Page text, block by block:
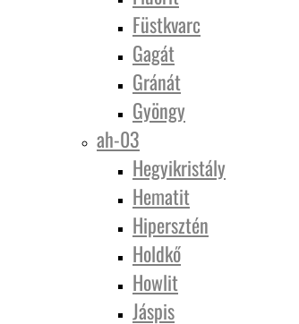
Füstkvarc
Gagát
Gránát
Gyöngy
ah-03
Hegyikristály
Hematit
Hipersztén
Holdkő
Howlit
Jáspis